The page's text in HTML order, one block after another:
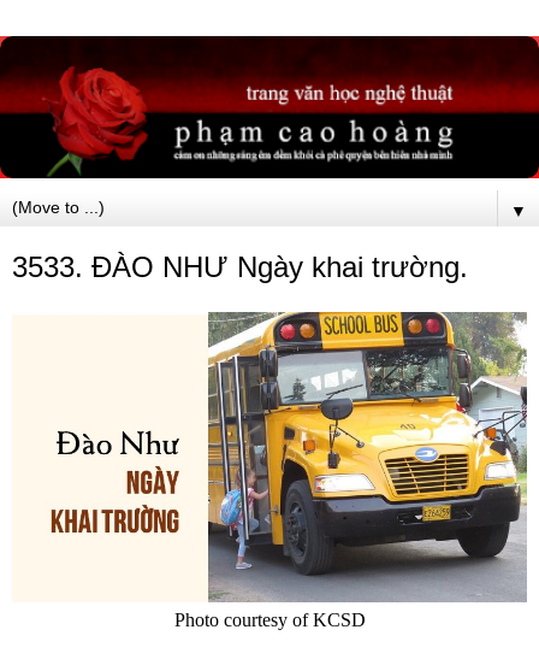
▼
3533. ĐÀO NHƯ Ngày khai trường.
Photo courtesy of KCSD